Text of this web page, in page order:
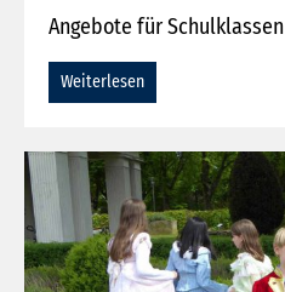
Angebote für Schulklassen
Weiterlesen